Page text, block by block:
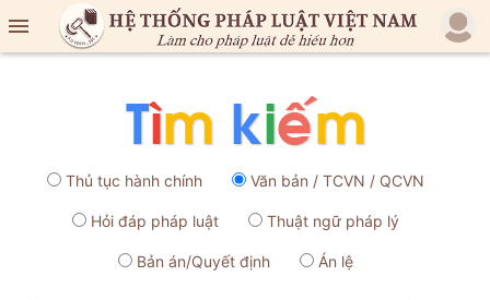

Thủ tục hành chính Văn bản / TCVN / QCVN
Hỏi đáp pháp luật Thuật ngữ pháp lý
Bản án/Quyết định Án lệ